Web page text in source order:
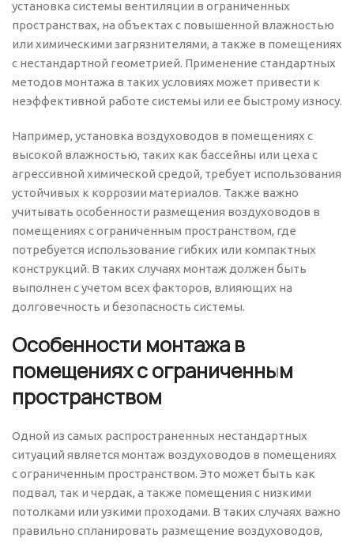
установка системы вентиляции в ограниченных
пространствах, на объектах с повышенной влажностью
или химическими загрязнителями, а также в помещениях
с нестандартной геометрией. Применение стандартных
методов монтажа в таких условиях может привести к
неэффективной работе системы или ее быстрому износу.
Например, установка воздуховодов в помещениях с
высокой влажностью, таких как бассейны или цеха с
агрессивной химической средой, требует использования
устойчивых к коррозии материалов. Также важно
учитывать особенности размещения воздуховодов в
помещениях с ограниченным пространством, где
потребуется использование гибких или компактных
конструкций. В таких случаях монтаж должен быть
выполнен с учетом всех факторов, влияющих на
долговечность и безопасность системы.
Особенности монтажа в
помещениях с ограниченным
пространством
Одной из самых распространенных нестандартных
ситуаций является монтаж воздуховодов в помещениях
с ограниченным пространством. Это может быть как
подвал, так и чердак, а также помещения с низкими
потолками или узкими проходами. В таких случаях важно
правильно спланировать размещение воздуховодов,